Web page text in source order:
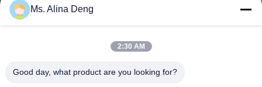
Produtos
Excursão Da Fábrica
Ms. Alina Deng
2:30 AM
Good day, what product are you looking for?